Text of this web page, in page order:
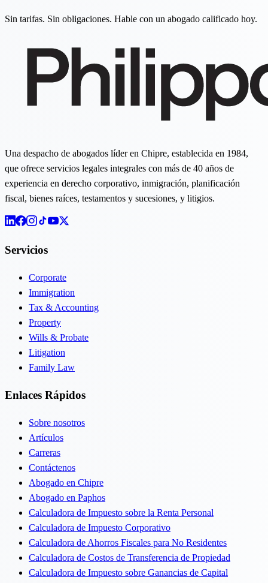
Sin tarifas. Sin obligaciones. Hable con un abogado calificado hoy.
Una despacho de abogados líder en Chipre, establecida en 1984,
que ofrece servicios legales integrales con más de 40 años de
experiencia en derecho corporativo, inmigración, planificación
fiscal, bienes raíces, testamentos y sucesiones, y litigios.
Servicios
Corporate
Immigration
Tax & Accounting
Property
Wills & Probate
Litigation
Family Law
Enlaces Rápidos
Sobre nosotros
Artículos
Carreras
Contáctenos
Abogado en Chipre
Abogado en Paphos
Calculadora de Impuesto sobre la Renta Personal
Calculadora de Impuesto Corporativo
Calculadora de Ahorros Fiscales para No Residentes
Calculadora de Costos de Transferencia de Propiedad
Calculadora de Impuesto sobre Ganancias de Capital